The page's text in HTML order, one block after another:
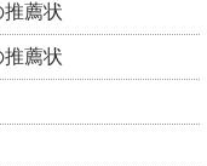
薦状
薦状